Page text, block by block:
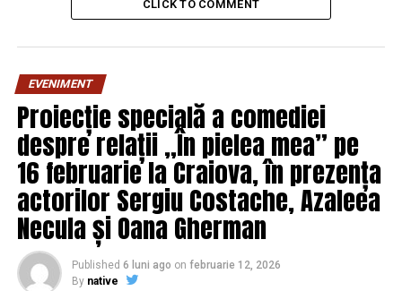
Cazul fotografiilor topless cu ducesa de Cambridge. Cât
vor lua AMENDĂ autorii | DoljAZI
DON'T MISS
Trei motive pentru care amanetul este o soluție bună de
împrumut | DoljAZI
CLICK TO COMMENT
EVENIMENT
Proiecție specială a comediei
despre relații „În pielea mea” pe
16 februarie la Craiova, în prezența
actorilor Sergiu Costache, Azaleea
Necula și Oana Gherman
Published 6 luni ago on februarie 12, 2026
By native